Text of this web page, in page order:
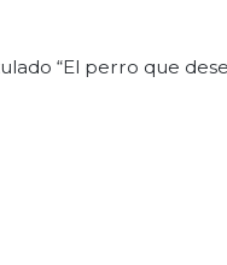
“El perro que